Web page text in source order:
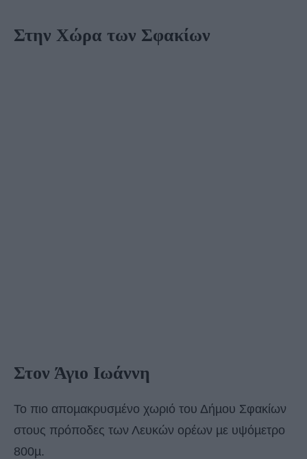
Στην Χώρα των Σφακίων
Στον Άγιο Ιωάννη
Το πιο αποµακρυσµένο χωριό του Δήµου Σφακίων
στους πρόποδες των Λευκών ορέων µε υψόµετρο
800µ.